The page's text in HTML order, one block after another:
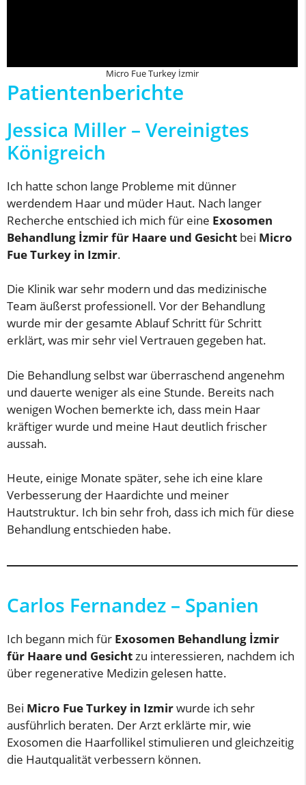
Micro Fue Turkey İzmir
Patientenberichte
Jessica Miller – Vereinigtes
Königreich
Ich hatte schon lange Probleme mit dünner
werdendem Haar und müder Haut. Nach langer
Recherche entschied ich mich für eine Exosomen
Behandlung İzmir für Haare und Gesicht bei Micro
Fue Turkey in Izmir.
Die Klinik war sehr modern und das medizinische
Team äußerst professionell. Vor der Behandlung
wurde mir der gesamte Ablauf Schritt für Schritt
erklärt, was mir sehr viel Vertrauen gegeben hat.
Die Behandlung selbst war überraschend angenehm
und dauerte weniger als eine Stunde. Bereits nach
wenigen Wochen bemerkte ich, dass mein Haar
kräftiger wurde und meine Haut deutlich frischer
aussah.
Heute, einige Monate später, sehe ich eine klare
Verbesserung der Haardichte und meiner
Hautstruktur. Ich bin sehr froh, dass ich mich für diese
Behandlung entschieden habe.
Carlos Fernandez – Spanien
Ich begann mich für Exosomen Behandlung İzmir
für Haare und Gesichtzu interessieren, nachdem ich
über regenerative Medizin gelesen hatte.
Bei Micro Fue Turkey in Izmirwurde ich sehr
ausführlich beraten. Der Arzt erklärte mir, wie
Exosomen die Haarfollikel stimulieren und gleichzeitig
die Hautqualität verbessern können.